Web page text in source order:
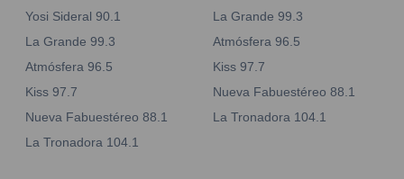
Yosi Sideral 90.1
La Grande 99.3
Atmósfera 96.5
Kiss 97.7
Nueva Fabuestéreo 88.1
La Tronadora 104.1
La Grande 99.3
Atmósfera 96.5
Kiss 97.7
Nueva Fabuestéreo 88.1
La Tronadora 104.1